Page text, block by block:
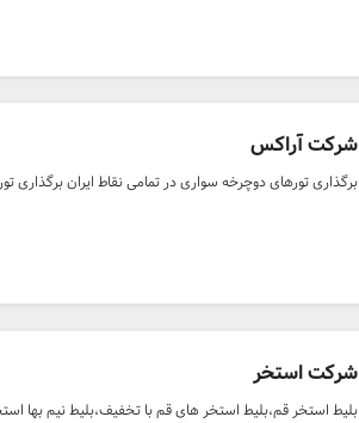
شرکت آراکس
برگذاری تورهای دوچرخه سواری در تمامی نقاط ایران برگذاری
شرکت استخر
بلیط استخر قم،بلیط استخر های قم با تخفیف،بلیط نیم بها